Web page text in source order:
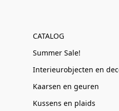
CATALOG
Summer Sale!
Kaarsen en geuren
Kussens en plaids